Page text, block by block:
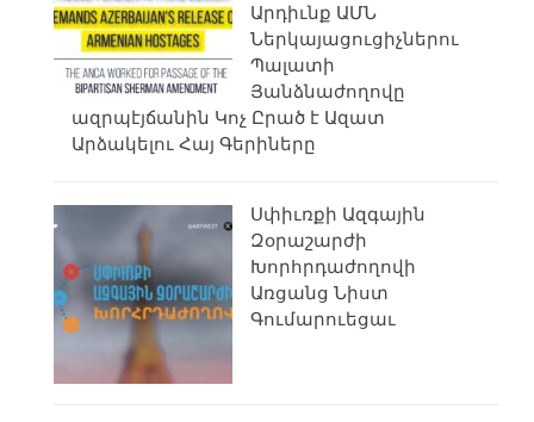
Արդիւնք ԱՄՆ
Ներկայացուցիչներու
Պալատի
Յանձնաժողովը
ազրպէյճանին Կոչ Ըրած է Ազատ
Արձակելու Հայ Գերիները
Սփիւռքի Ազգային
Զօրաշարժի
Խորհրդաժողովի
Առցանց Նիստ
Գումարուեցաւ